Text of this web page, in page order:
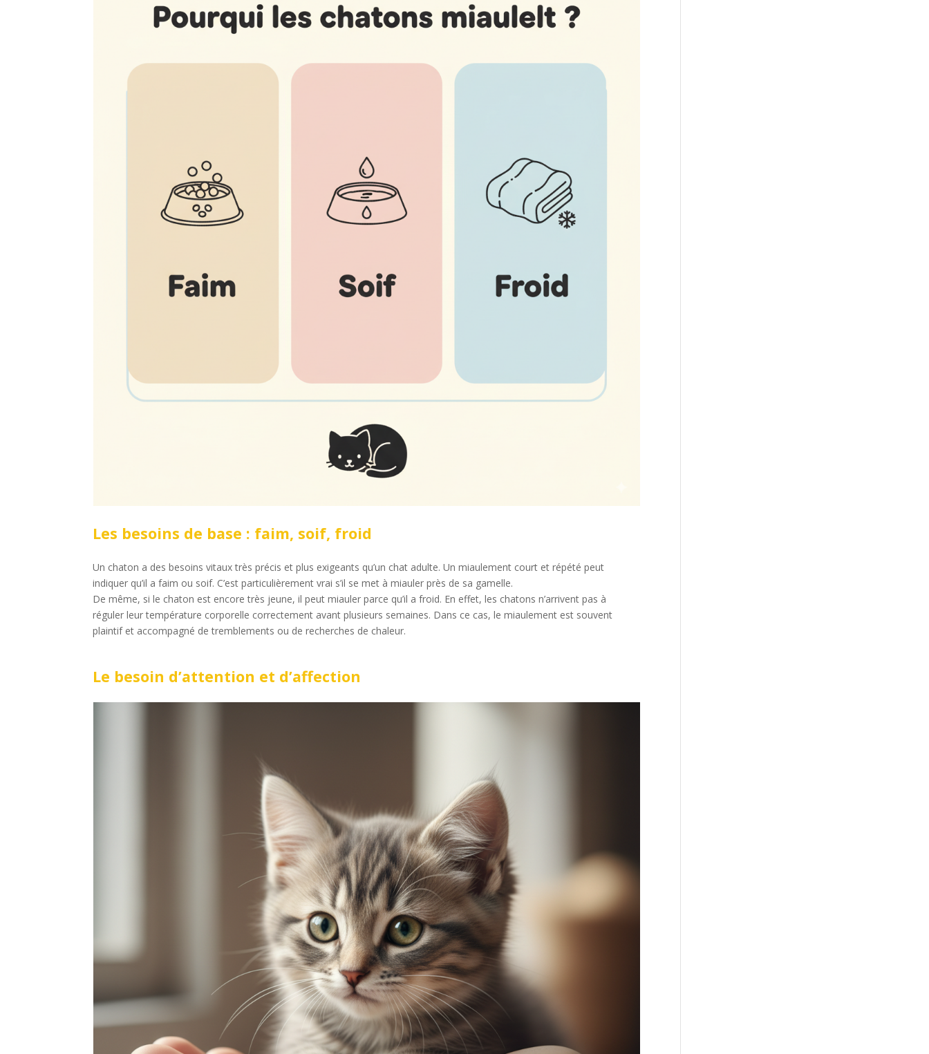
Les besoins de base : faim, soif, froid
Un chaton a des besoins vitaux très précis et plus exigeants qu’un chat adulte. Un miaulement court et répété peut
indiquer qu’il a faim ou soif. C’est particulièrement vrai s’il se met à miauler près de sa gamelle.
De même, si le chaton est encore très jeune, il peut miauler parce qu’il a froid. En effet, les chatons n’arrivent pas à
réguler leur température corporelle correctement avant plusieurs semaines. Dans ce cas, le miaulement est souvent
plaintif et accompagné de tremblements ou de recherches de chaleur.
Le besoin d’attention et d’affection